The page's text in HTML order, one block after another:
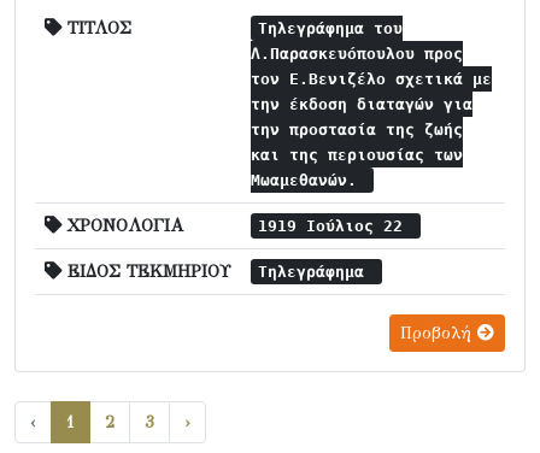
ΤΙΤΛΟΣ
Τηλεγράφημα του
Λ.Παρασκευόπουλου προς
τον Ε.Βενιζέλο σχετικά με
την έκδοση διαταγών για
την προστασία της ζωής
και της περιουσίας των
Μωαμεθανών.
ΧΡΟΝΟΛΟΓΙΑ 1919 Ιούλιος 22
ΕΙΔΟΣ ΤΕΚΜΗΡΙΟΥ Τηλεγράφημα
Προβολή
‹ 1 2 3 ›